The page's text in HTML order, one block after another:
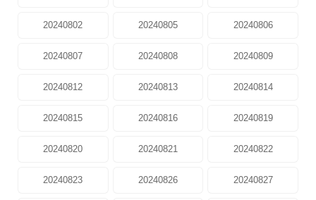
20240802 20240805 20240806
20240807 20240808 20240809
20240812 20240813 20240814
20240815 20240816 20240819
20240820 20240821 20240822
20240823 20240826 20240827